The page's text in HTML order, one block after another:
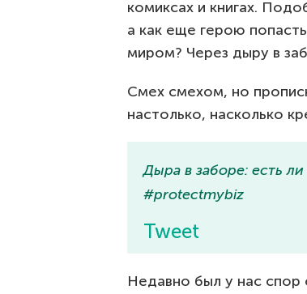
комиксах и книгах.
а как еще герою
миром? Через дыру в
Смех смехом, но
настолько, насколько
Дыра в заборе: есть ли
#protectmybiz
Tweet
Недавно был у нас спор